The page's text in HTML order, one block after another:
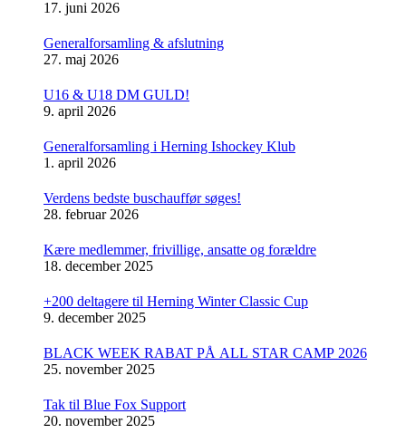
17. juni 2026
Generalforsamling & afslutning
27. maj 2026
U16 & U18 DM GULD!
9. april 2026
Generalforsamling i Herning Ishockey Klub
1. april 2026
Verdens bedste buschauffør søges!
28. februar 2026
Kære medlemmer, frivillige, ansatte og forældre
18. december 2025
+200 deltagere til Herning Winter Classic Cup
9. december 2025
BLACK WEEK RABAT PÅ ALL STAR CAMP 2026
25. november 2025
Tak til Blue Fox Support
20. november 2025